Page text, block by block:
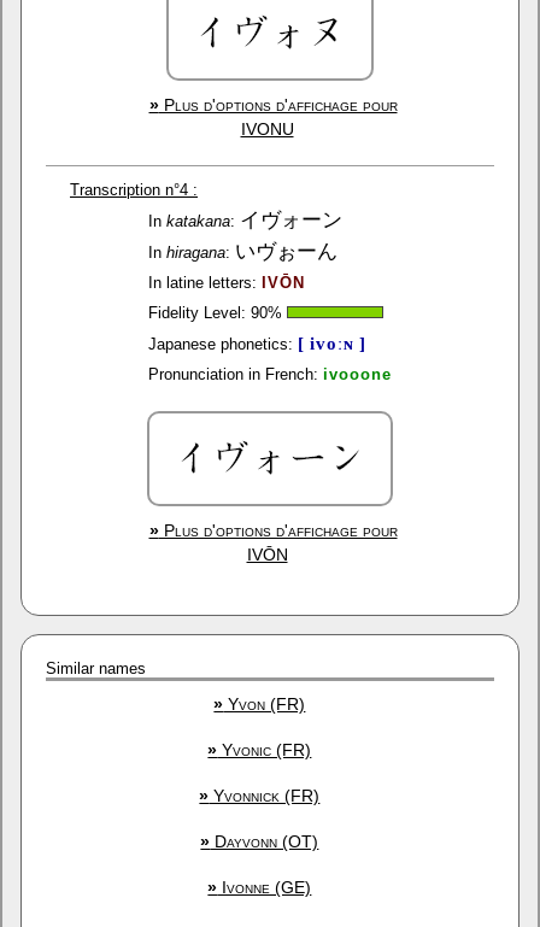
»Plus d'options d'affichage pour
IVONU
Transcription n°4 :
In katakana: イヴォーン
In hiragana: いヴぉーん
In latine letters:
IVŌN
Fidelity Level: 90%
Japanese phonetics: [ ivoːɴ ]
Pronunciation in French: ivooone
»Plus d'options d'affichage pour
IVŌN
Similar names
» Yvon (FR)
» Yvonic (FR)
» Yvonnick (FR)
» Dayvonn (OT)
» Ivonne (GE)